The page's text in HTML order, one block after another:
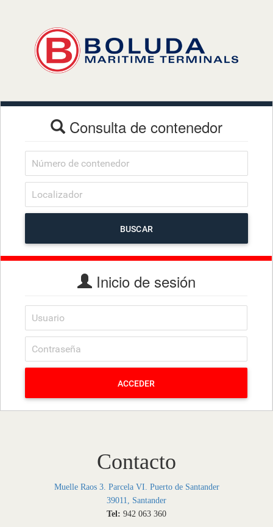
Consulta de contenedor
BUSCAR
Inicio de sesión
ACCEDER
Contacto
Muelle Raos 3. Parcela VI. Puerto de Santander
39011, Santander
Tel: 942 063 360